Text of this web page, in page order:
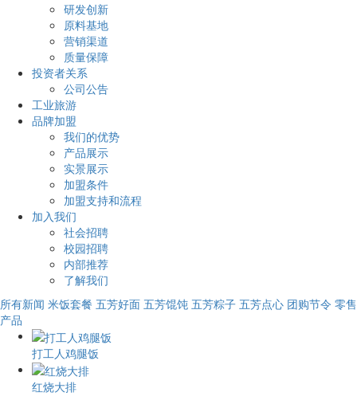
研发创新
原料基地
营销渠道
质量保障
投资者关系
公司公告
工业旅游
品牌加盟
我们的优势
产品展示
实景展示
加盟条件
加盟支持和流程
加入我们
社会招聘
校园招聘
内部推荐
了解我们
所有新闻 米饭套餐 五芳好面 五芳馄饨 五芳粽子 五芳点心 团购节令 零售
产品
打工人鸡腿饭
红烧大排